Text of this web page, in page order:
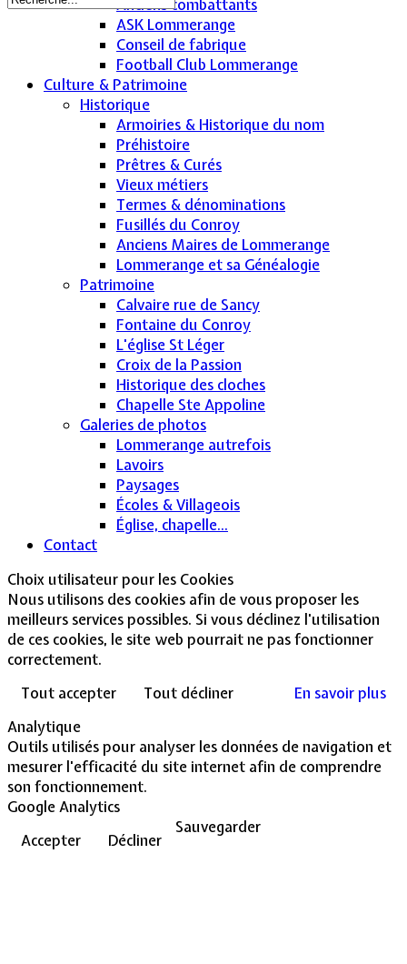
Anciens combattants
ASK Lommerange
Conseil de fabrique
Football Club Lommerange
Culture & Patrimoine
Historique
Armoiries & Historique du nom
Préhistoire
Prêtres & Curés
Vieux métiers
Termes & dénominations
Fusillés du Conroy
Anciens Maires de Lommerange
Lommerange et sa Généalogie
Patrimoine
Calvaire rue de Sancy
Fontaine du Conroy
L'église St Léger
Croix de la Passion
Historique des cloches
Chapelle Ste Appoline
Galeries de photos
Lommerange autrefois
Lavoirs
Paysages
Écoles & Villageois
Église, chapelle...
Contact
Choix utilisateur pour les Cookies
Nous utilisons des cookies afin de vous proposer les
meilleurs services possibles. Si vous déclinez l'utilisation
de ces cookies, le site web pourrait ne pas fonctionner
correctement.
Tout accepter
Tout décliner
En savoir plus
Analytique
Outils utilisés pour analyser les données de navigation et
mesurer l'efficacité du site internet afin de comprendre
son fonctionnement.
Google Analytics
Accepter
Décliner
Sauvegarder